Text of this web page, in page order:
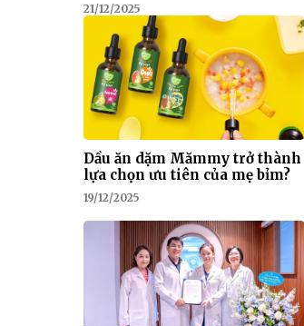
21/12/2025
Dầu ăn dặm Mămmy trở thành
lựa chọn ưu tiên của mẹ bỉm?
19/12/2025